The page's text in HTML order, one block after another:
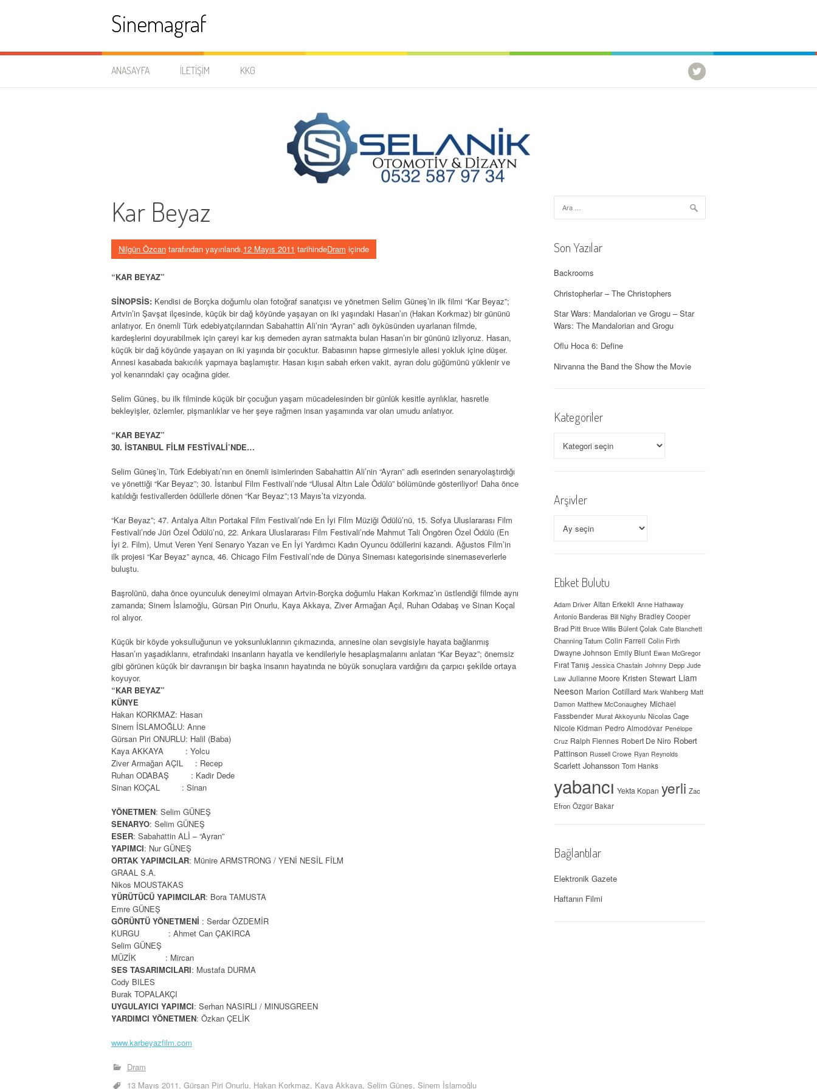
Sinemagraf
ANASAYFA İLETIŞIM KKG
Kar Beyaz
Nilgün Özcan tarafından yayınlandı.12 Mayıs 2011 tarihindeDram içinde
“KAR BEYAZ”
SİNOPSİS: Kendisi de Borçka doğumlu olan fotoğraf sanatçısı ve yönetmen Selim Güneş’in ilk filmi “Kar Beyaz”;
Artvin’in Şavşat ilçesinde, küçük bir dağ köyünde yaşayan on iki yaşındaki Hasan’ın (Hakan Korkmaz) bir gününü
anlatıyor. En önemli Türk edebiyatçılarından Sabahattin Ali’nin “Ayran” adlı öyküsünden uyarlanan filmde,
kardeşlerini doyurabilmek için çareyi kar kış demeden ayran satmakta bulan Hasan’ın bir gününü izliyoruz. Hasan,
küçük bir dağ köyünde yaşayan on iki yaşında bir çocuktur. Babasının hapse girmesiyle ailesi yokluk içine düşer.
Annesi kasabada bakıcılık yapmaya başlamıştır. Hasan kışın sabah erken vakit, ayran dolu güğümünü yüklenir ve
yol kenarındaki çay ocağına gider.
Selim Güneş, bu ilk filminde küçük bir çocuğun yaşam mücadelesinden bir günlük kesitle ayrılıklar, hasretle
bekleyişler, özlemler, pişmanlıklar ve her şeye rağmen insan yaşamında var olan umudu anlatıyor.
“KAR BEYAZ”
30. İSTANBUL FİLM FESTİVALİ’NDE…
Selim Güneş’in, Türk Edebiyatı’nın en önemli isimlerinden Sabahattin Ali’nin “Ayran” adlı eserinden senaryolaştırdığı
ve yönettiği “Kar Beyaz”; 30. İstanbul Film Festivali’nde “Ulusal Altın Lale Ödülü” bölümünde gösteriliyor! Daha önce
katıldığı festivallerden ödüllerle dönen “Kar Beyaz”;13 Mayıs’ta vizyonda.
“Kar Beyaz”; 47. Antalya Altın Portakal Film Festivali’nde En İyi Film Müziği Ödülü’nü, 15. Sofya Uluslararası Film
Festivali’nde Jüri Özel Ödülü’nü, 22. Ankara Uluslararası Film Festivali’nde Mahmut Tali Öngören Özel Ödülü (En
İyi 2. Film), Umut Veren Yeni Senaryo Yazarı ve En İyi Yardımcı Kadın Oyuncu ödüllerini kazandı. Ağustos Film’in
ilk projesi “Kar Beyaz” ayrıca, 46. Chicago Film Festivali’nde de Dünya Sineması kategorisinde sinemaseverlerle
buluştu.
Başrolünü, daha önce oyunculuk deneyimi olmayan Artvin-Borçka doğumlu Hakan Korkmaz’ın üstlendiği filmde aynı
zamanda; Sinem İslamoğlu, Gürsan Piri Onurlu, Kaya Akkaya, Ziver Armağan Açıl, Ruhan Odabaş ve Sinan Koçal
rol alıyor.
Küçük bir köyde yoksulluğunun ve yoksunluklarının çıkmazında, annesine olan sevgisiyle hayata bağlanmış
Hasan’ın yaşadıklarını, etrafındaki insanların hayatla ve kendileriyle hesaplaşmalarını anlatan “Kar Beyaz”; önemsiz
gibi görünen küçük bir davranışın bir başka insanın hayatında ne büyük sonuçlara vardığını da çarpıcı şekilde ortaya
koyuyor.
“KAR BEYAZ”
KÜNYE
Hakan KORKMAZ: Hasan
Sinem İSLAMOĞLU: Anne
Gürsan Piri ONURLU: Halil (Baba)
Kaya AKKAYA : Yolcu
Ziver Armağan AÇIL : Recep
Ruhan ODABAŞ : Kadir Dede
Sinan KOÇAL : Sinan
YÖNETMEN: Selim GÜNEŞ
SENARYO: Selim GÜNEŞ
ESER: Sabahattin ALİ – “Ayran”
YAPIMCI: Nur GÜNEŞ
ORTAK YAPIMCILAR: Münire ARMSTRONG / YENİ NESİL FİLM
GRAAL S.A.
Nikos MOUSTAKAS
YÜRÜTÜCÜ YAPIMCILAR: Bora TAMUSTA
Emre GÜNEŞ
GÖRÜNTÜ YÖNETMENİ : Serdar ÖZDEMİR
KURGU : Ahmet Can ÇAKIRCA
Selim GÜNEŞ
MÜZİK : Mircan
SES TASARIMCILARI: Mustafa DURMA
Cody BILES
Burak TOPALAKÇI
UYGULAYICI YAPIMCI: Serhan NASIRLI / MINUSGREEN
YARDIMCI YÖNETMEN: Özkan ÇELİK
www.karbeyazfilm.com
Dram
13 Mayıs 2011 Gürsan Piri Onurlu Hakan Korkmaz Kaya Akkaya Selim Güneş Sinem İslamoğlu
Son Yazılar
Backrooms
Christopherlar – The Christophers
Star Wars: Mandalorian ve Grogu – Star
Wars: The Mandalorian and Grogu
Oflu Hoca 6: Define
Nirvanna the Band the Show the Movie
Kategoriler
Arşivler
Etiket Bulutu
Adam Driver Altan Erkekli Anne Hathaway
Antonio Banderas Bill Nighy Bradley Cooper
Brad Pitt Bruce Willis Bülent Çolak Cate Blanchett
Channing Tatum Colin Farrell Colin Firth
Dwayne Johnson Emily Blunt Ewan McGregor
Fırat Tanış Jessica Chastain Johnny Depp Jude
Law Julianne Moore Kristen Stewart Liam
Neeson Marion Cotillard Mark Wahlberg Matt
Damon Matthew McConaughey Michael
Fassbender Murat Akkoyunlu Nicolas Cage
Nicole Kidman Pedro Almodóvar Penélope
Cruz Ralph Fiennes Robert De Niro Robert
Pattinson Russell Crowe Ryan Reynolds
Scarlett Johansson Tom Hanks
yabancı Yekta Kopan yerli Zac
Efron Özgür Bakar
Bağlantılar
Elektronik Gazete
Haftanın Filmi